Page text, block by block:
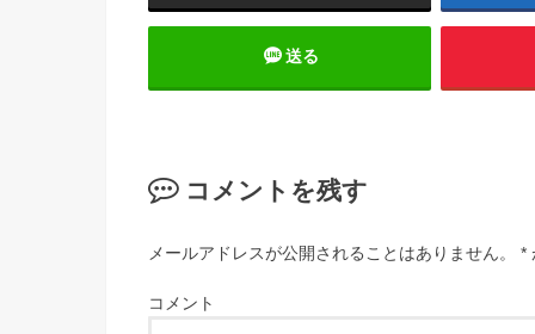
送る
コメントを残す
メールアドレスが公開されることはありません。 *
コメント